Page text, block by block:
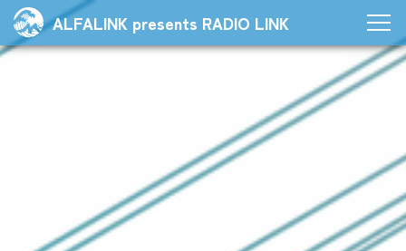
ALFALINK presents RADIO LINK